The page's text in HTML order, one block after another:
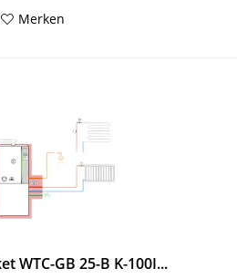
Merken
WTC-GB 25-B K-100I...